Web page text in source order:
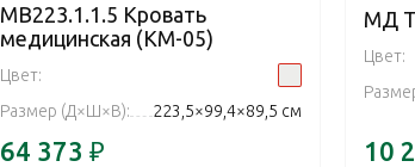
MB223.1.1.5 Кровать
медицинская (КМ-05)
Цвет:
Размер (Д×Ш×В):
223,5×99,4×89,5 см
64 373 ₽
МД
Цвет:
10